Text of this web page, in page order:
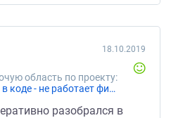
область по проекту:
«помогите найти ошибку в коде - не работает фильтрация таблицы по jquery»
18.10.2019
разобрался в